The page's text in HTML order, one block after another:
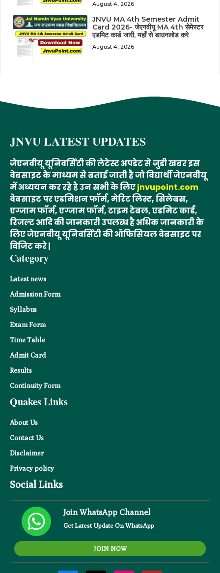
August 4, 2026
JNVU MA 4th Semester Admit
Card 2026- जेएनवीयू MA 4th सेमेस्टर
एडमिट कार्ड जारी, यहाँ से डाउनलोड करे
August 4, 2026
JNVU LATEST UPDATES
जेएनवीयू यूनिवर्सिटी की लेटेस्ट अपडेट से जुडी खबर इस
वेबसाइट के माध्यम से बताई जाती है जो विद्यार्थी जेएनवीयू
में अध्ययन कर रहे है उन सभी के लिएjnvupoint.com
वेबसाइट पर एडमिशन फॉर्म, मेरिट लिस्ट, सिलेबस,
एग्जाम फॉर्म, एग्जाम फॉर्म, टाइम टेबल, एडमिट कार्ड,
रिजल्ट आदि की जानकारी उपलब्ध है अधिक जानकारी के
लिए जेएनवीयू यूनिवर्सिटी की ऑफिसियल वेबसाइट पर
विजिट करे |
Category
Latest news
Admission Form
Syllabus
Exam Form
Time Table
Admit Card
Results
Continuity Form
Quakes Links
About Us
Contact Us
Disclaimer
Privacypolicy
Social Links
Join WhatsApp Channel
Get Latest Update On WhatsApp
JOIN NOW